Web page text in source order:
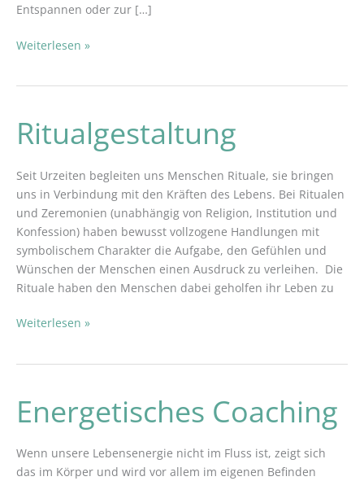
Entspannen oder zur […]
Weiterlesen »
Ritualgestaltung
Seit Urzeiten begleiten uns Menschen Rituale, sie bringen
uns in Verbindung mit den Kräften des Lebens. Bei Ritualen
und Zeremonien (unabhängig von Religion, Institution und
Konfession) haben bewusst vollzogene Handlungen mit
symbolischem Charakter die Aufgabe, den Gefühlen und
Wünschen der Menschen einen Ausdruck zu verleihen. Die
Rituale haben den Menschen dabei geholfen ihr Leben zu
Ritualgestaltung
Weiterlesen »
Energetisches Coaching
Wenn unsere Lebensenergie nicht im Fluss ist, zeigt sich
das im Körper und wird vor allem im eigenen Befinden
Energetisches
Coaching